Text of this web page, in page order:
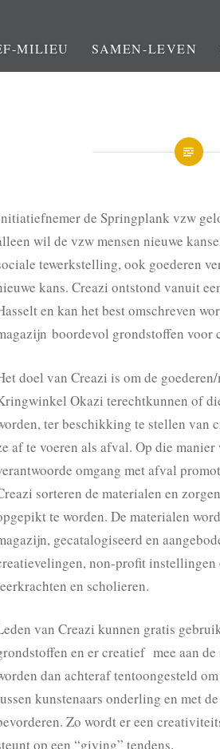
MILIEU
SAMEN-LEVEN
de Springplank vzw
wil de vzw mensen nieuwe
tewerkstelling, ook goederen
kans. Creazi ontstond vanuit
en kan het best omschreven
boordevol grondstoffen voor
doel van Creazi is om de
Okazi terechtkunnen of
ter beschikking te stellen van
af te voeren als afval. Op die
omgang met afval
sorteren de materialen en
te worden. De materialen
gecatalogiseerd en
non-profit instellingen
en scholieren.
van Creazi kunnen gratis
en er creatief mee aan de
dan achteraftentoongesteld
kunstenaars onderling en met
Zo wordt er een
op een “giving” tendens.